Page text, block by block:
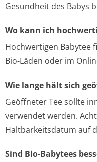
Gesundheit des Babys
Wo kann ich
Hochwertigen Babytee
Bio-Läden oder im
Wie lange hält sich
Geöffneter Tee sollte
verwendet werden.
Haltbarkeitsdatum auf
Sind Bio-Babytees